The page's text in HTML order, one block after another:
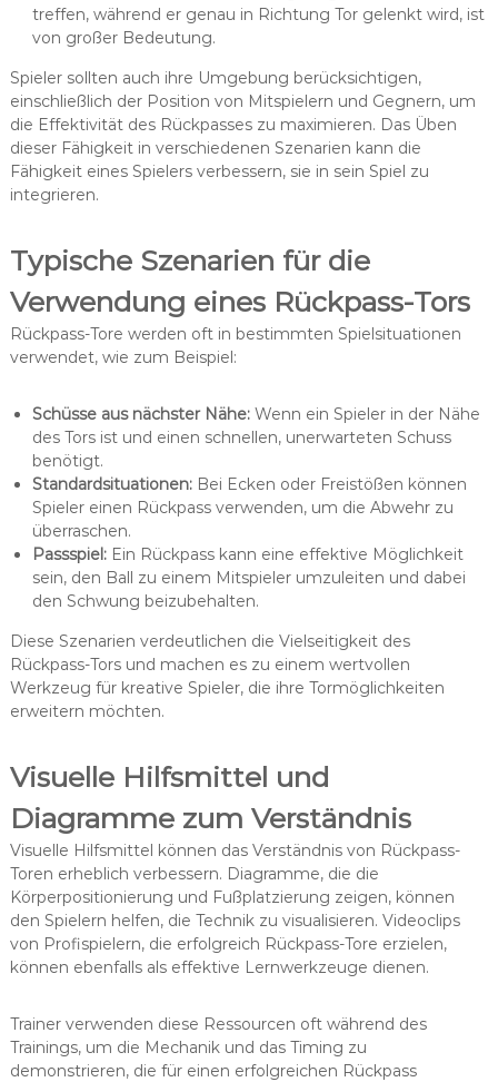
treffen, während er genau in Richtung Tor gelenkt wird, ist
von großer Bedeutung.
Spieler sollten auch ihre Umgebung berücksichtigen,
einschließlich der Position von Mitspielern und Gegnern, um
die Effektivität des Rückpasses zu maximieren. Das Üben
dieser Fähigkeit in verschiedenen Szenarien kann die
Fähigkeit eines Spielers verbessern, sie in sein Spiel zu
integrieren.
Typische Szenarien für die
Verwendung eines Rückpass-Tors
Rückpass-Tore werden oft in bestimmten Spielsituationen
verwendet, wie zum Beispiel:
Schüsse aus nächster Nähe:Wenn ein Spieler in der Nähe
des Tors ist und einen schnellen, unerwarteten Schuss
benötigt.
Standardsituationen:Bei Ecken oder Freistößen können
Spieler einen Rückpass verwenden, um die Abwehr zu
überraschen.
Passspiel:Ein Rückpass kann eine effektive Möglichkeit
sein, den Ball zu einem Mitspieler umzuleiten und dabei
den Schwung beizubehalten.
Diese Szenarien verdeutlichen die Vielseitigkeit des
Rückpass-Tors und machen es zu einem wertvollen
Werkzeug für kreative Spieler, die ihre Tormöglichkeiten
erweitern möchten.
Visuelle Hilfsmittel und
Diagramme zum Verständnis
Visuelle Hilfsmittel können das Verständnis von Rückpass-
Toren erheblich verbessern. Diagramme, die die
Körperpositionierung und Fußplatzierung zeigen, können
den Spielern helfen, die Technik zu visualisieren. Videoclips
von Profispielern, die erfolgreich Rückpass-Tore erzielen,
können ebenfalls als effektive Lernwerkzeuge dienen.
Trainer verwenden diese Ressourcen oft während des
Trainings, um die Mechanik und das Timing zu
demonstrieren, die für einen erfolgreichen Rückpass